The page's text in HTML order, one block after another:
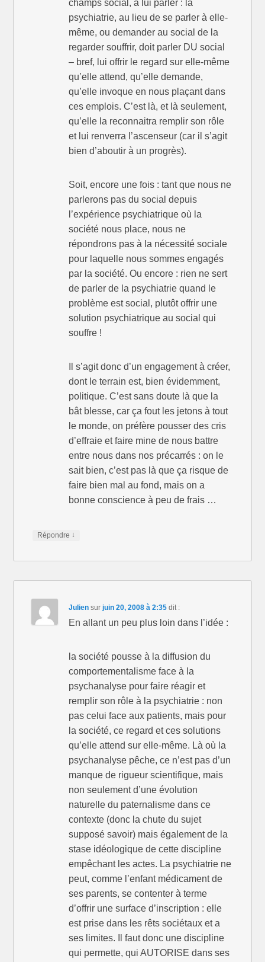
champs social, à lui parler : la
psychiatrie, au lieu de se parler à elle-
même, ou demander au social de la
regarder souffrir, doit parler DU social
– bref, lui offrir le regard sur elle-même
qu’elle attend, qu’elle demande,
qu’elle invoque en nous plaçant dans
ces emplois. C’est là, et là seulement,
qu’elle la reconnaitra remplir son rôle
et lui renverra l’ascenseur (car il s’agit
bien d’aboutir à un progrès).
Soit, encore une fois : tant que nous ne
parlerons pas du social depuis
l’expérience psychiatrique où la
société nous place, nous ne
répondrons pas à la nécessité sociale
pour laquelle nous sommes engagés
par la société. Ou encore : rien ne sert
de parler de la psychiatrie quand le
problème est social, plutôt offrir une
solution psychiatrique au social qui
souffre !
Il s’agit donc d’un engagement à créer,
dont le terrain est, bien évidemment,
politique. C’est sans doute là que la
bât blesse, car ça fout les jetons à tout
le monde, on préfère pousser des cris
d’effraie et faire mine de nous battre
entre nous dans nos précarrés : on le
sait bien, c’est pas là que ça risque de
faire bien mal au fond, mais on a
bonne conscience à peu de frais …
Répondre ↓
Julien surjuin 20, 2008 à 2:35dit :
En allant un peu plus loin dans l’idée :
la société pousse à la diffusion du
comportementalisme face à la
psychanalyse pour faire réagir et
remplir son rôle à la psychiatrie : non
pas celui face aux patients, mais pour
la société, ce regard et ces solutions
qu’elle attend sur elle-même. Là où la
psychanalyse pêche, ce n’est pas d’un
manque de rigueur scientifique, mais
non seulement d’une évolution
naturelle du paternalisme dans ce
contexte (donc la chute du sujet
supposé savoir) mais également de la
stase idéologique de cette discipline
empêchant les actes. La psychiatrie ne
peut, comme l’enfant médicament de
ses parents, se contenter à terme
d’offrir une surface d’inscription : elle
est prise dans les rêts sociétaux et a
ses limites. Il faut donc une discipline
qui permette, qui AUTORISE dans ses